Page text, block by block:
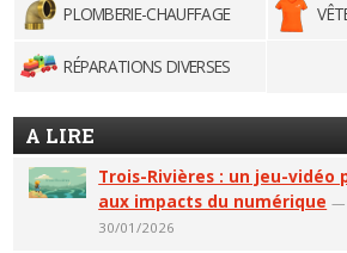
PLOMBERIE-CHAUFFAGE
RÉPARATIONS DIVERSES
A LIRE
Trois-Rivières : un jeu-vidéo
aux impacts du numérique —
30/01/2026